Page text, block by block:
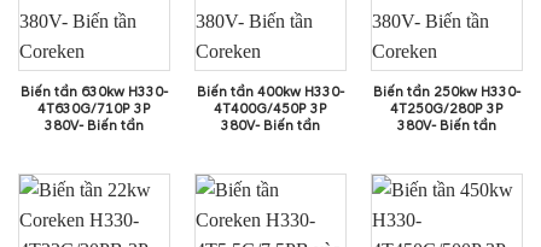
Biến tần 630kw H330-
4T630G/710P 3P
380V- Biến tần
Biến tần 400kw H330-
4T400G/450P 3P
380V- Biến tần
Biến tần 250kw H330-
4T250G/280P 3P
380V- Biến tần